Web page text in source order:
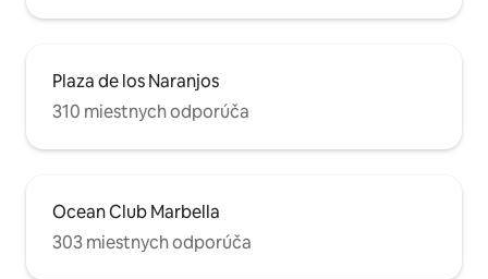
Plaza de los Naranjos
310 miestnych odporúča
Ocean Club Marbella
303 miestnych odporúča